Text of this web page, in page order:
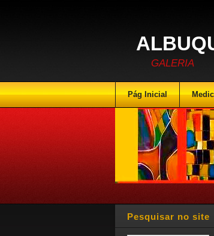
GALERIA
Pesquisar no site
Pág Inicial